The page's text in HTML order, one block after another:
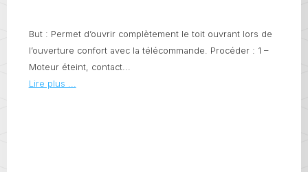
But : Permet d’ouvrir complètement le toit ouvrant lors de
l’ouverture confort avec la télécommande. Procéder : 1 –
Moteur éteint, contact...
Lire plus ...